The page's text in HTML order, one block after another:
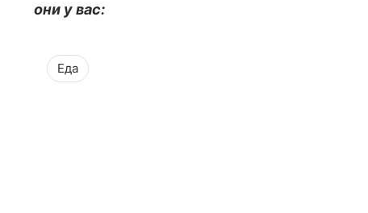
они у вас:
Еда